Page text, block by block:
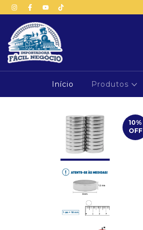
Início Produtos
10%
OFF